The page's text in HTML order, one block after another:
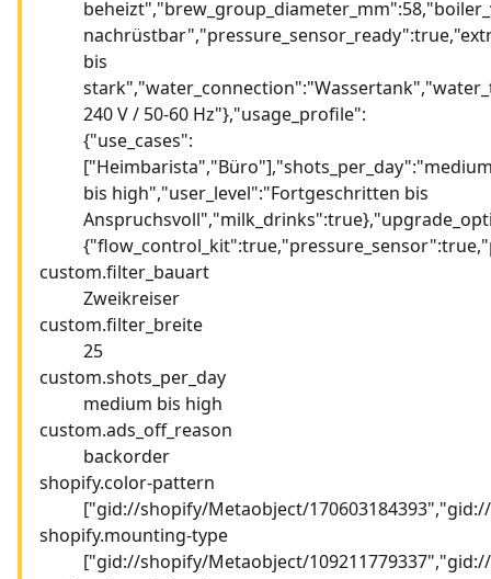
bis
240 V / 50-60 Hz"},"usage_profile":
{"use_cases":
bis high","user_level":"Fortgeschritten bis
custom.filter_bauart
Zweikreiser
custom.filter_breite
25
custom.shots_per_day
medium bis high
custom.ads_off_reason
backorder
shopify.color-pattern
["gid://shopify/Metaobject/
shopify.mounting-type
["gid://shopify/Metaobject/